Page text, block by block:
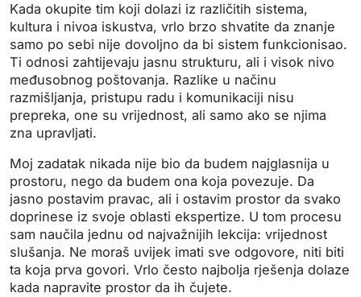
Kada okupite tim koji dolazi iz različitih sistema,
kultura i nivoa iskustva, vrlo brzo shvatite da znanje
samo po sebi nije dovoljno da bi sistem funkcionisao.
Ti odnosi zahtijevaju jasnu strukturu, ali i visok nivo
međusobnog poštovanja. Razlike u načinu
razmišljanja, pristupu radu i komunikaciji nisu
prepreka, one su vrijednost, ali samo ako se njima
zna upravljati.
Moj zadatak nikada nije bio da budem najglasnija u
prostoru, nego da budem ona koja povezuje. Da
jasno postavim pravac, ali i ostavim prostor da svako
doprinese iz svoje oblasti ekspertize. U tom procesu
sam naučila jednu od najvažnijih lekcija: vrijednost
slušanja. Ne moraš uvijek imati sve odgovore, niti biti
ta koja prva govori. Vrlo često najbolja rješenja dolaze
kada napravite prostor da ih čujete.